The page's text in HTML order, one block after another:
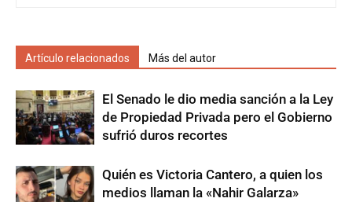
Artículo relacionados Más del autor
El Senado le dio media sanción a la Ley
de Propiedad Privada pero el Gobierno
sufrió duros recortes
Quién es Victoria Cantero, a quien los
medios llaman la «Nahir Galarza»